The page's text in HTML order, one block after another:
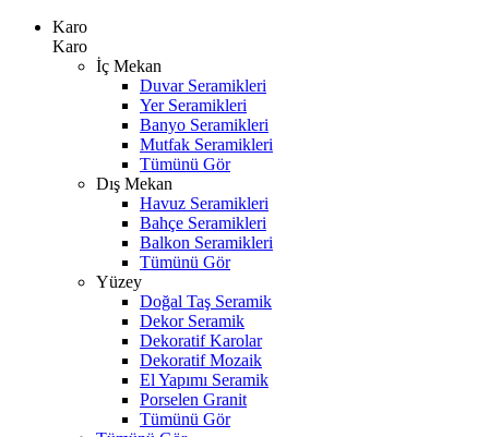
Karo
Karo
İç Mekan
Duvar Seramikleri
Yer Seramikleri
Banyo Seramikleri
Mutfak Seramikleri
Tümünü Gör
Dış Mekan
Havuz Seramikleri
Bahçe Seramikleri
Balkon Seramikleri
Tümünü Gör
Yüzey
Doğal Taş Seramik
Dekor Seramik
Dekoratif Karolar
Dekoratif Mozaik
El Yapımı Seramik
Porselen Granit
Tümünü Gör